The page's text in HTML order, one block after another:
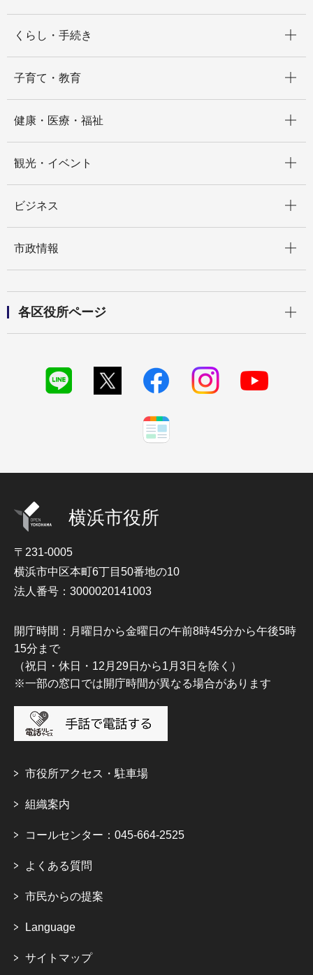
くらし・手続き
子育て・教育
健康・医療・福祉
観光・イベント
ビジネス
市政情報
各区役所ページ
横浜市役所
〒231-0005
横浜市中区本町6丁目50番地の10
法人番号：3000020141003
開庁時間：月曜日から金曜日の午前8時45分から午後5時
15分まで
（祝日・休日・12月29日から1月3日を除く）
※一部の窓口では開庁時間が異なる場合があります
市役所アクセス・駐車場
組織案内
コールセンター：045-664-2525
よくある質問
市民からの提案
Language
サイトマップ